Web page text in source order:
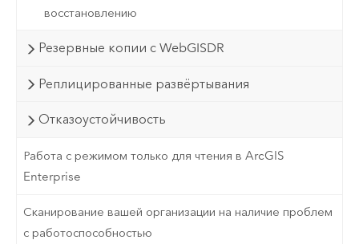
восстановлению
Резервные копии с WebGISDR
Реплицированные развёртывания
Отказоустойчивость
Работа с режимом только для чтения в ArcGIS
Enterprise
Сканирование вашей организации на наличие проблем
с работоспособностью